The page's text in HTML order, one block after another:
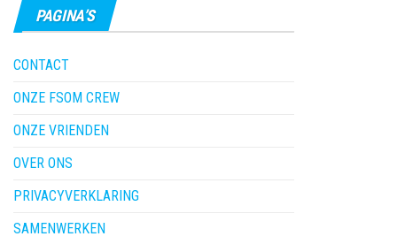
PAGINA’S
CONTACT
ONZE FSOM CREW
ONZE VRIENDEN
OVER ONS
PRIVACYVERKLARING
SAMENWERKEN